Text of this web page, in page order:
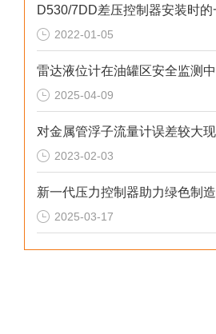
2022-01-05
2025-04-09
2023-02-03
新一代压力控制器助力绿色制造
2025-03-17